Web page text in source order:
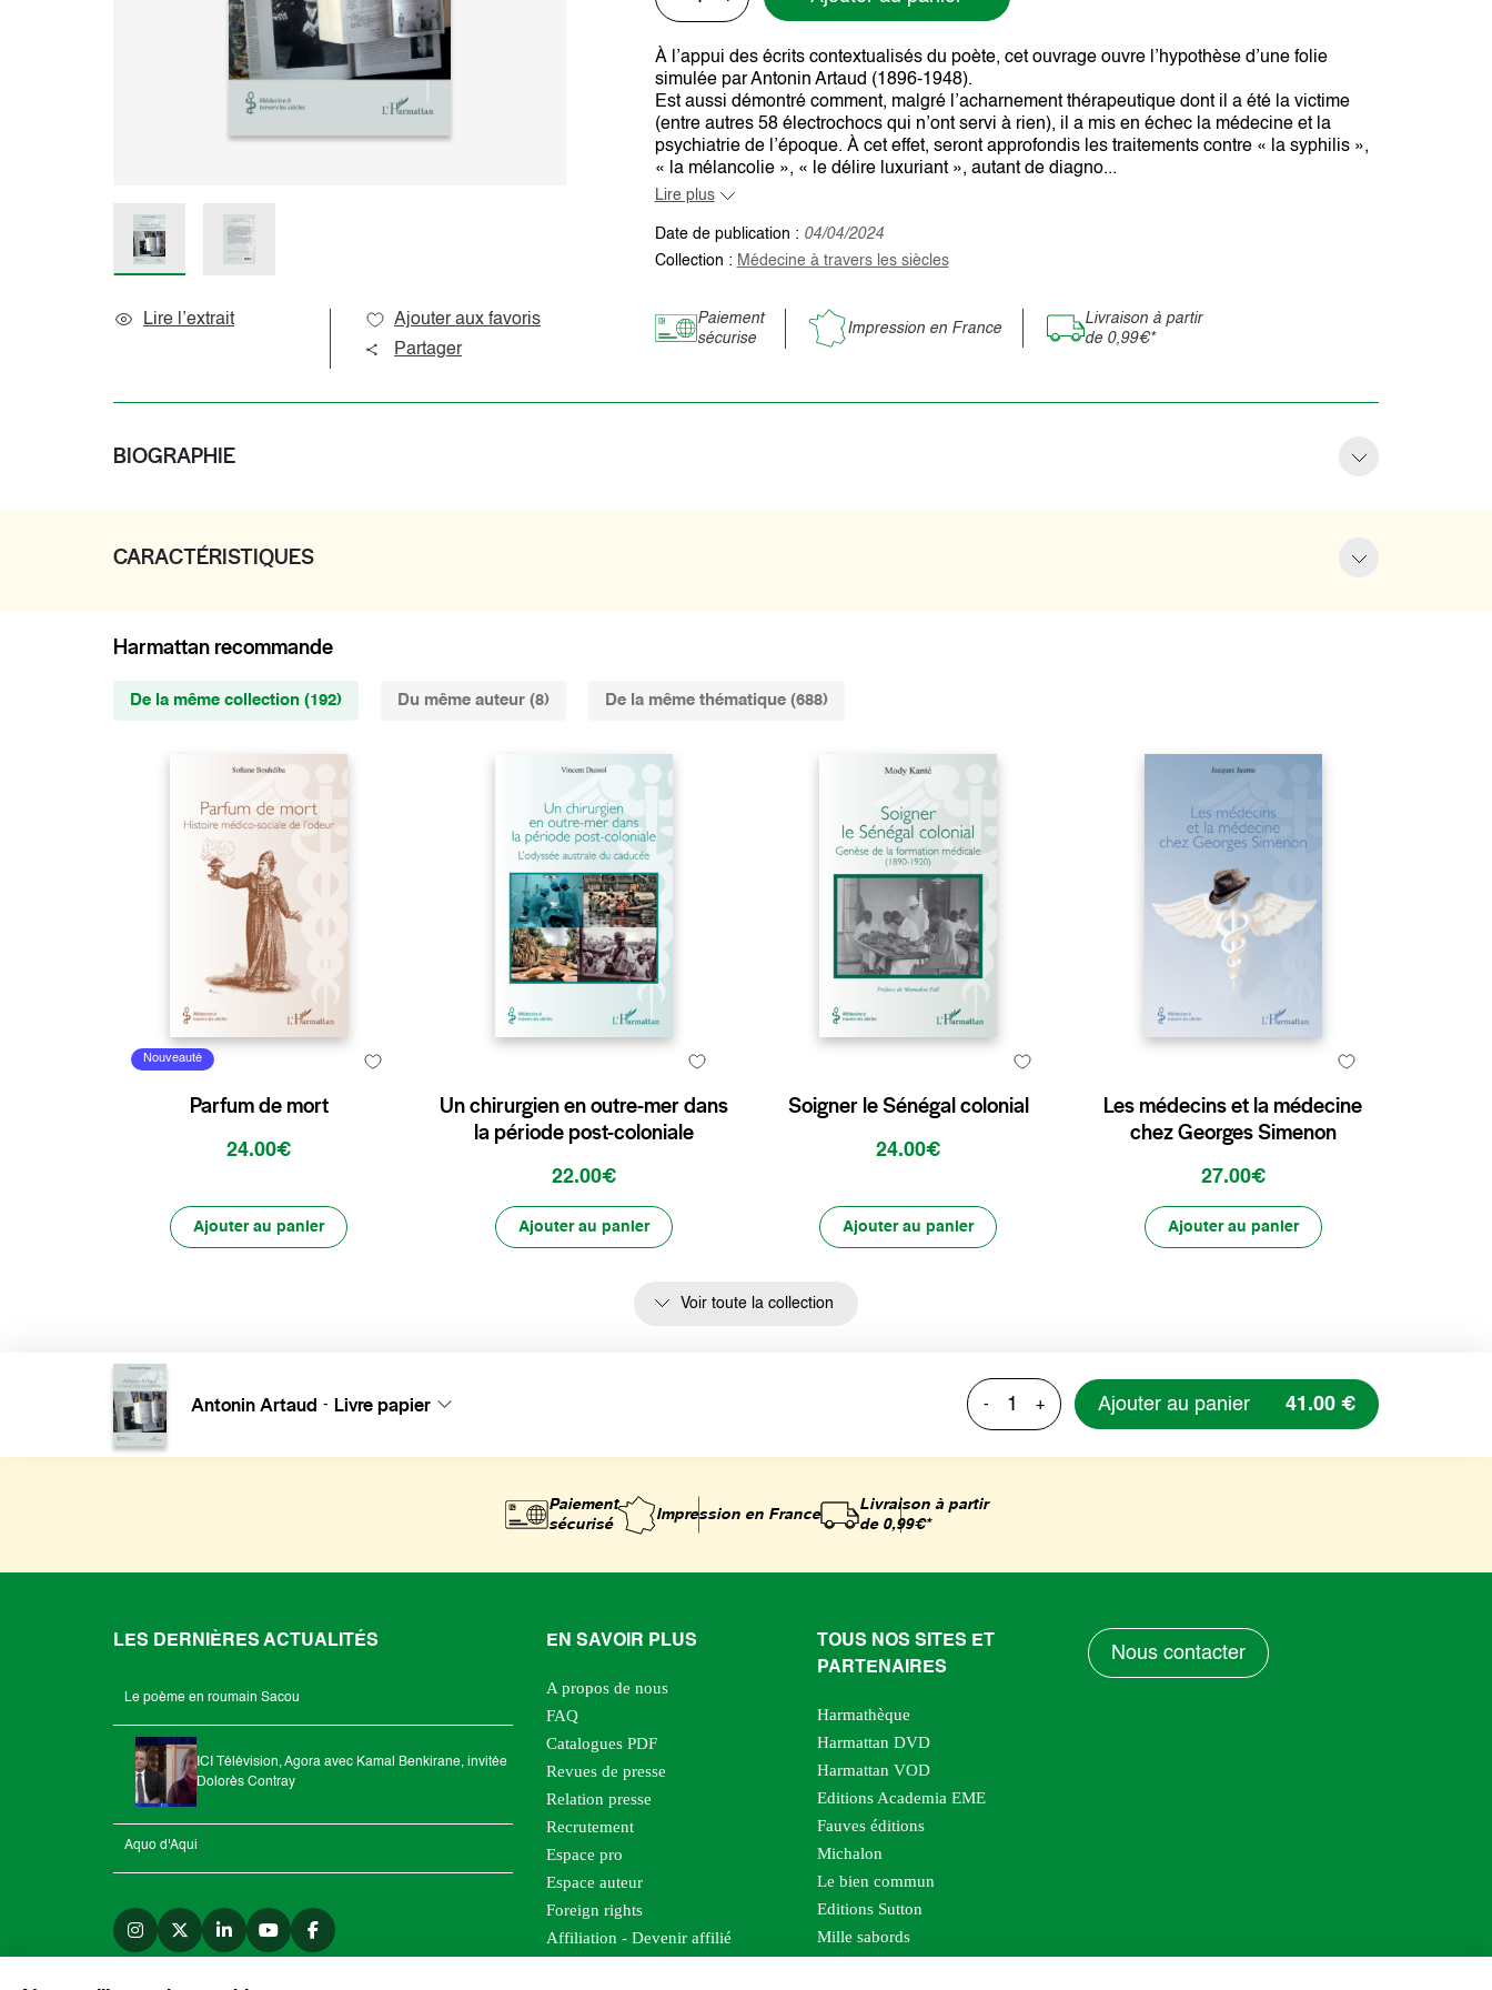
Sociologie et question de société
À l’appui des écrits contextualisés du poète, cet ouvrage ouvre l’hypothèse d’une folie
simulée par Antonin Artaud (1896-1948).
Est aussi démontré comment, malgré l’acharnement thérapeutique dont il a été la victime
(entre autres 58 électrochocs qui n’ont servi à rien), il a mis en échec la médecine et la
psychiatrie de l’époque. À cet effet, seront approfondis les traitements contre « la syphilis »,
« la mélancolie », « le délire luxuriant », autant de diagno...
Lire plus
Date de publication : 04/04/2024
Collection : Médecine à travers les siècles
Lire l’extrait
Ajouter aux favoris
Partager
Paiement
sécurise
Impression en France
Livraison à partir
de 0,99€*
BIOGRAPHIE
CARACTÉRISTIQUES
Harmattan recommande
De la même collection (192) Du même auteur (8) De la même thématique (688)
Nouveauté
Parfum de mort
24.00€
Ajouter au panier
Un chirurgien en outre-mer dans
la période post-coloniale
22.00€
Ajouter au panier
Soigner le Sénégal colonial
24.00€
Ajouter au panier
Les médecins et la médecine
chez Georges Simenon
27.00€
Ajouter au panier
Voir toute la collection
Antonin Artaud - Livre papier - + Ajouter au panier 41.00 €
Paiement
sécurisé
Impression en France
Livraison à partir
de 0,99€*
LES DERNIÈRES ACTUALITÉS
Le poème en roumain Sacou
ICI Télévision, Agora avec Kamal Benkirane, invitée
Dolorès Contray
Aquo d'Aqui
EN SAVOIR PLUS
A propos de nous
FAQ
Catalogues PDF
Revues de presse
Relation presse
Recrutement
Espace pro
Espace auteur
Foreign rights
Affiliation - Devenir affilié
TOUS NOS SITES ET
PARTENAIRES
Harmathèque
Harmattan DVD
Harmattan VOD
Editions Academia EME
Fauves éditions
Michalon
Le bien commun
Editions Sutton
Mille sabords
Nous contacter